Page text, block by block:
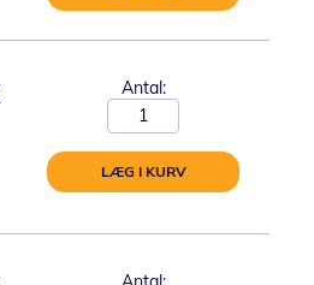
Antal:
LÆG I KURV